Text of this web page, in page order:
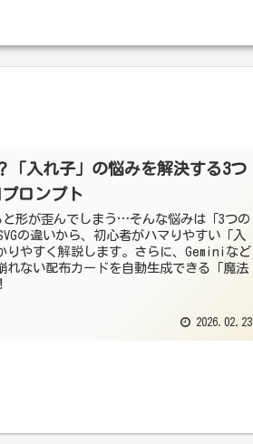
「入れ子」の悩みを解決する3つ
ロンプト
と形が歪んでしまう…そんな悩みは「3つの
の違いから、初心者がハマりやすい「入
りやすく解説します。さらに、Geminiなど
れない配布カードを自動生成できる「魔法
2026.02.23